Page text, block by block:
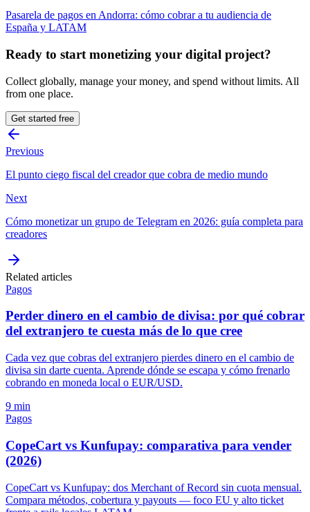
Pasarela de pagos en Andorra: cómo cobrar a tu audiencia de
España y LATAM
Ready to start monetizing your digital project?
Collect globally, manage your money, and spend without limits. All
from one place.
Get started free
Previous
El punto ciego fiscal del creador que cobra de medio mundo
Next
Cómo monetizar un grupo de Telegram en 2026: guía completa para
creadores
Related articles
Pagos
Perder dinero en el cambio de divisa: por qué cobrar
del extranjero te cuesta más de lo que cree
Cada vez que cobras del extranjero pierdes dinero en el cambio de
divisa sin darte cuenta. Aprende dónde se escapa y cómo frenarlo
cobrando en moneda local o EUR/USD.
9 min
Pagos
CopeCart vs Kunfupay: comparativa para vender
(2026)
CopeCart vs Kunfupay: dos Merchant of Record sin cuota mensual.
Compara métodos, cobertura y payouts — foco EU y alto ticket